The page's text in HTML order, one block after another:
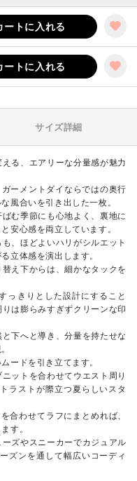
ートに入れる
ートに入れる
サイズ詳細
る、エアリーな分量感が魅力
ーメントダイならではの奥行
風合いを引き出した一枚。
む季節にも心地よく、裏地に
安心感を両立しています。
、ほどよいハリがシルエット
立体感を演出します。
え下からは、細かなタックを
っきりとした設計にすること
は膨らみすぎずクリーンな印
下へと導き、分量を持たせな
ードを引き立てます。
ットを合わせてウエスト周り
ラストが際立つ夏らしいスタ
合わせてラフにまとめれば、
す。
ズやスニーカーでカジュアル
ズンを通して幅広いコーディ